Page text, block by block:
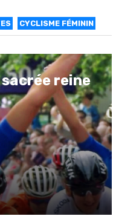
CYCLISME FÉMININ
reine